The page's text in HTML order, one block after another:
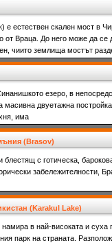
е естествен скален мост в
от Враца. До него може да се
чиито землища мостът
езеро, в
масивна двуетажна
има
(Brasov)
с готическа,
забележителности,
(Karakul Lake)
в най-високата и
парк на страната.